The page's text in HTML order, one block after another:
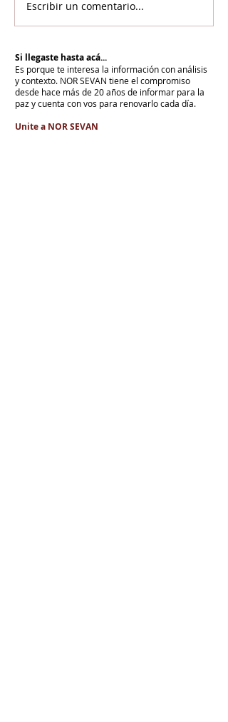
Escribir un comentario...
Si llegaste hasta acá...
Es porque te interesa la información con análisis
y contexto. NOR SEVAN tiene el compromiso
desde hace más de 20 años de informar para la
paz y cuenta con vos para renovarlo cada día.
Unite a NOR SEVAN